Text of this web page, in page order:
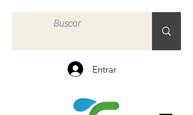
Entrar